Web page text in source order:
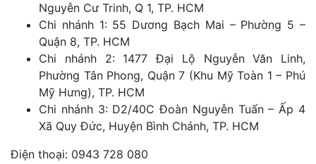
Nguyễn Cư Trinh, Q 1, TP. HCM
Chi nhánh 1: 55 Dương Bạch Mai – Phường 5 –
Quận 8, TP. HCM
Chi nhánh 2: 1477 Đại Lộ Nguyễn Văn Linh,
Phường Tân Phong, Quận 7 (Khu Mỹ Toàn 1 – Phú
Mỹ Hưng), TP. HCM
Chi nhánh 3: D2/40C Đoàn Nguyễn Tuấn – Ấp 4
Xã Quy Đức, Huyện Bình Chánh, TP. HCM
Điện thoại: 0943 728 080